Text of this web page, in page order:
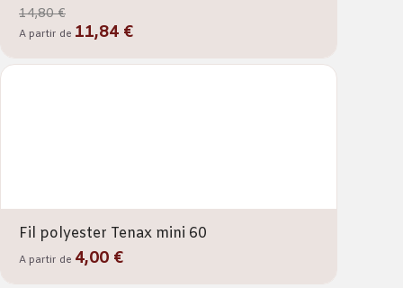
14,80 €
A partir de 11,84 €
Fil polyester Tenax mini 60
A partir de 4,00 €